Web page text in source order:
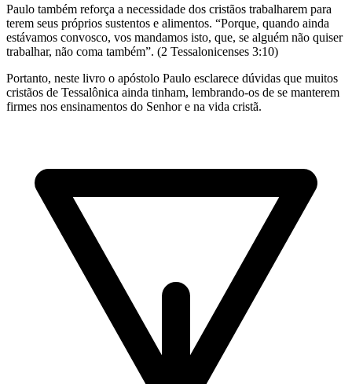
Paulo também reforça a necessidade dos cristãos trabalharem para
terem seus próprios sustentos e alimentos. “Porque, quando ainda
estávamos convosco, vos mandamos isto, que, se alguém não quiser
trabalhar, não coma também”. (2 Tessalonicenses 3:10)
Portanto, neste livro o apóstolo Paulo esclarece dúvidas que muitos
cristãos de Tessalônica ainda tinham, lembrando-os de se manterem
firmes nos ensinamentos do Senhor e na vida cristã.